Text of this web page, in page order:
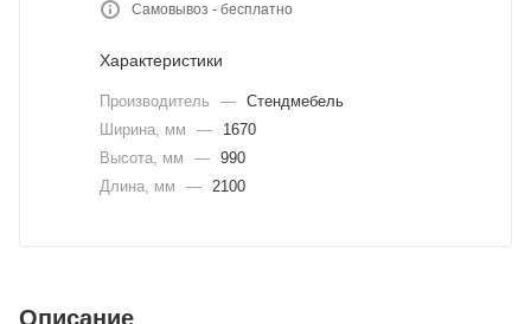
Самовывоз - бесплатно
Характеристики
Производитель — Стендмебель
Ширина, мм
—
1670
Высота, мм
— 990
Длина, мм
— 2100
Описание